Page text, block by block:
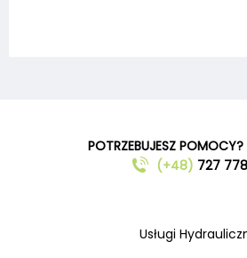
POTRZEBUJESZ
(+48) 727
Usługi